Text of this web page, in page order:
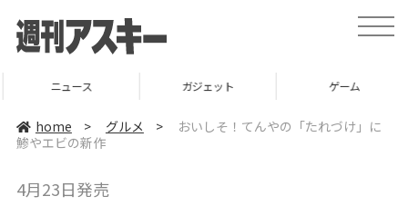
t
o
v
ニュース ガジェット ゲーム
home > グルメ >
おいしそ！てんやの「たれづけ」に
鯵やエビの新作
4月23日発売